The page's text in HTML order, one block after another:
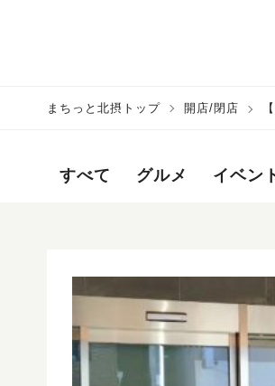
まちっと北摂トップ 開店/閉店
すべて グルメ イベン